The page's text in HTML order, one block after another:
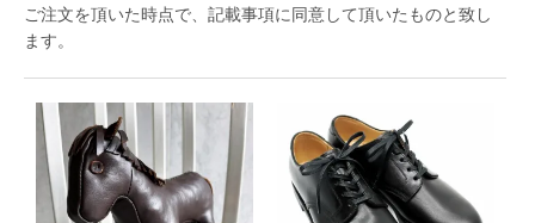
ご注文を頂いた時点で、記載事項に同意して頂いたものと致し
ます。